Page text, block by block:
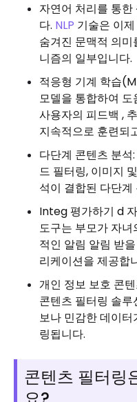
자연어 처리를 통
다. NLP 기술은 이
숨겨진 문맥적 의
니즘의 일부입니다.
적응형 기계 학습
모델을 통합하여
사용자의 피드백 ,
지속적으로 훈련되
다단계 콘텐츠 분
드 필터링, 이미지
석이 결합된 다단
Integ 평가하기 d
도구는 부모가 자
적인 알림 알림 받
리케이션을 제공합
개인 정보 보호 콘
콘텐츠 필터링 솔
보나 민감한 데이
링됩니다.
콘텐츠 필터링